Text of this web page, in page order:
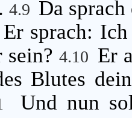
4.9 Da
sprach:
sein? 4.10 Er
Blutes
Und nun